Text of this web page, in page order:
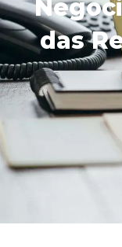
das